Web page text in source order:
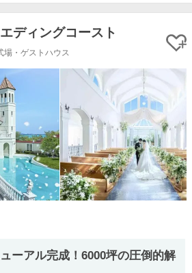
ディングコースト
場・ゲストハウス
ーアル完成！6000坪の圧倒的解